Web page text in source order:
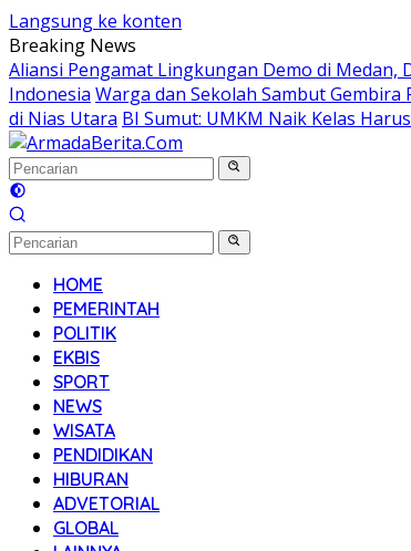
Langsung ke konten
Breaking News
Aliansi Pengamat Lingkungan Demo di
Indonesia Warga dan Sekolah Sambut
di Nias Utara BI Sumut: UMKM Naik Kelas
HOME
PEMERINTAH
POLITIK
EKBIS
SPORT
NEWS
WISATA
PENDIDIKAN
HIBURAN
ADVETORIAL
GLOBAL